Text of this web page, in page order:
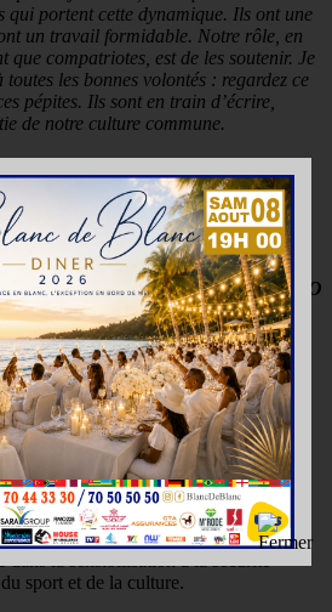
qui portent cette dynamique. Ils ont une
un travail formidable. Notre rôle, en
que compatriotes, est de les soutenir. Je
les bonnes volontés : regardez ce
pépites. Ils sont en train d’écrire,
de notre culture commune.
propos recueillis par Lazarre KONDO
Salon du cinéma au féminin
et partager des informations
à tous, telle est ma mission.
la sensibilisation à la sécurité
sport et de la culture.